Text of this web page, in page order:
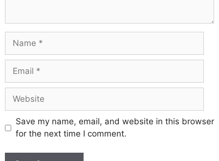
Save my name, email, and website in this browser
for the next time I comment.